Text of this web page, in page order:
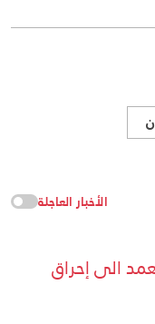
الأخبار العاجلة
الى إحراق